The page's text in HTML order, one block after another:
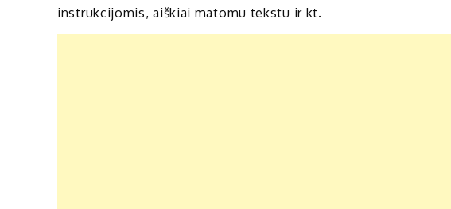
instrukcijomis, aiškiai matomu tekstu ir kt.